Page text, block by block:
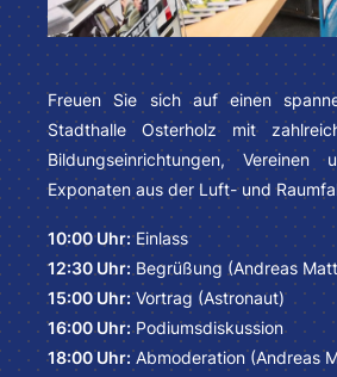
Freuen Sie sich auf einen
Stadthalle Osterholz mit
Bildungseinrichtungen, Vereinen
Exponaten aus der Luft- und
10:00 Uhr:Einlass
12:30 Uhr: Begrüßung (Andreas
15:00 Uhr:Vortrag (Astronaut)
16:00 Uhr:Podiumsdiskussion
18:00 Uhr:Abmoderation (Andreas